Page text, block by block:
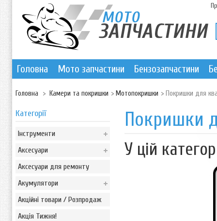
Головна Мото запчастини Бензозапчастини
Головна > Камери та покришки > Мотопокришки > Покришки для
Категорії
Інструменти
Аксесуари
Аксесуари для ремонту
Акумулятори
Акційні товари / Розпродаж
Акція Тижня!
Покришки
У цій